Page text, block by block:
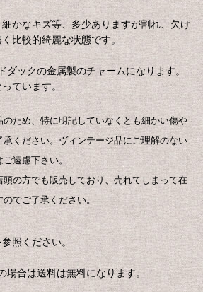
かなキズ等、多少ありますが割れ、欠け
比較的綺麗な状態です。
ダックの金属製のチャームになります。
ています。
ため、特に明記していなくとも細かい傷や
ください。ヴィンテージ品にご理解のない
ご遠慮下さい。
の方でも販売しており、売れてしまって在
でご了承ください。
照ください。
場合は送料は無料になります。